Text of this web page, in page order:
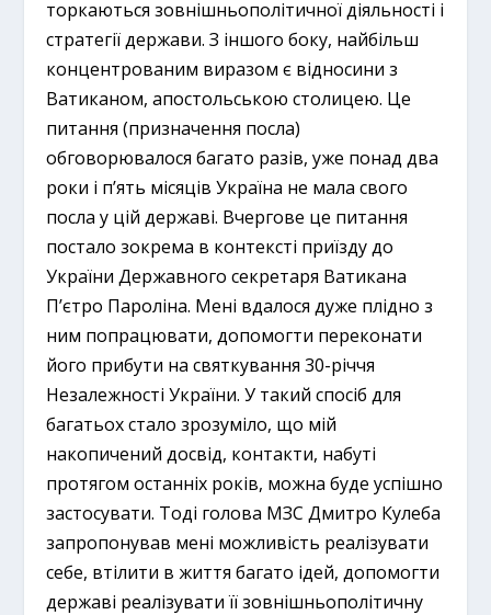
торкаються зовнішньополітичної діяльності і
стратегії держави. З іншого боку, найбільш
концентрованим виразом є відносини з
Ватиканом, апостольською столицею. Це
питання (призначення посла)
обговорювалося багато разів, уже понад два
роки і п’ять місяців Україна не мала свого
посла у цій державі. Вчергове це питання
постало зокрема в контексті приїзду до
України Державного секретаря Ватикана
П’єтро Пароліна. Мені вдалося дуже плідно з
ним попрацювати, допомогти переконати
його прибути на святкування 30-річчя
Незалежності України. У такий спосіб для
багатьох стало зрозуміло, що мій
накопичений досвід, контакти, набуті
протягом останніх років, можна буде успішно
застосувати. Тоді голова МЗС Дмитро Кулеба
запропонував мені можливість реалізувати
себе, втілити в життя багато ідей, допомогти
державі реалізувати її зовнішньополітичну